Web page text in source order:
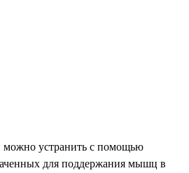
можно устранить с помощью
для поддержания мышц в